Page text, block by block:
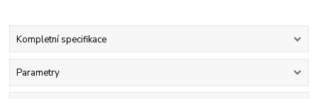
Kompletní specifikace
Parametry